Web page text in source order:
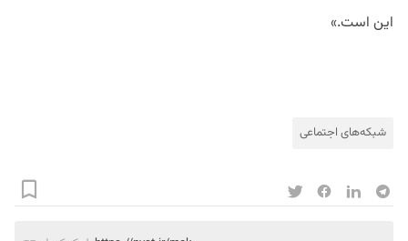
این است.»
شبکه‌های اجتماعی